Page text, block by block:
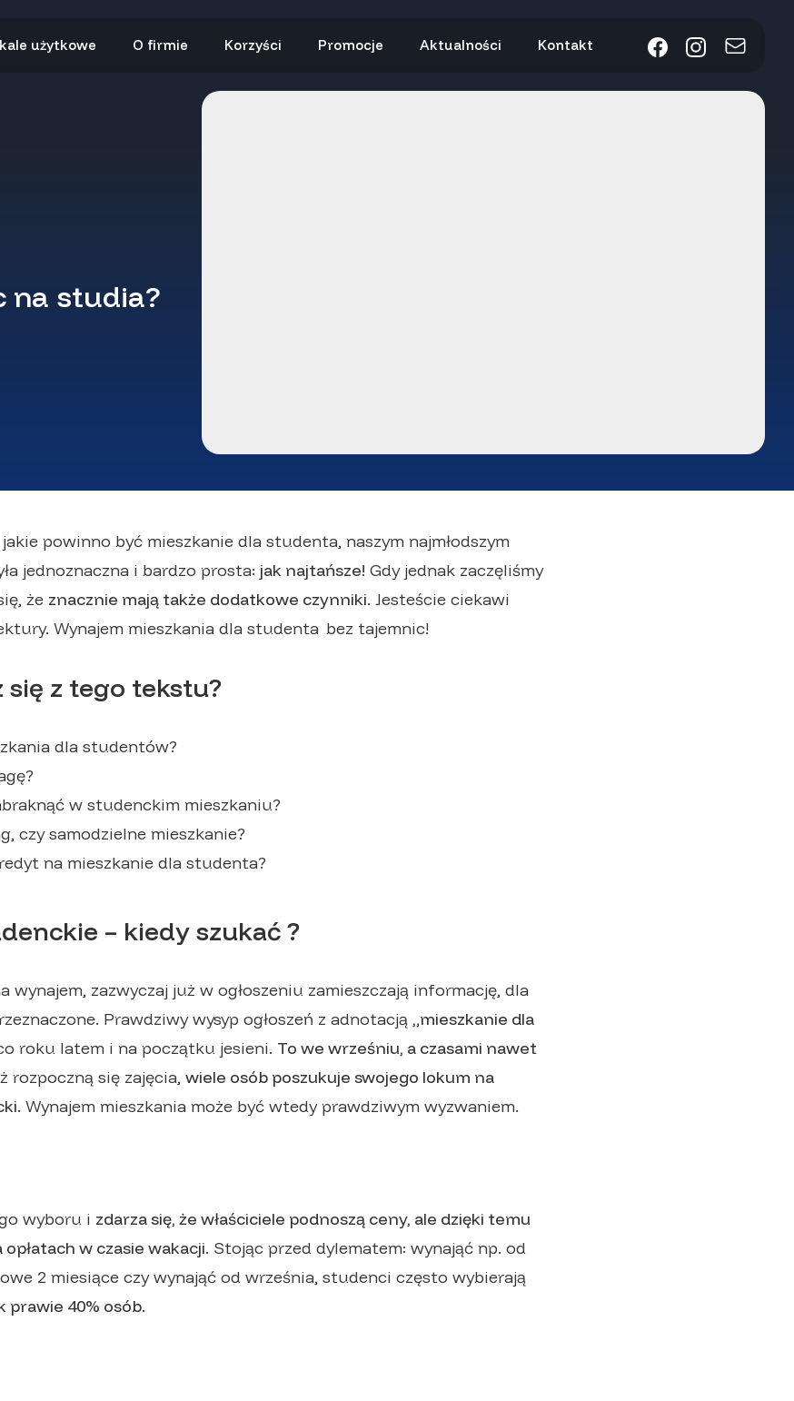
użytkowe O firmie Korzyści Promocje Aktualności Kontakt
na studia?
powinno być mieszkanie dla studenta, naszym najmłodszym
jednoznaczna i bardzo prosta: jak najtańsze! Gdy jednak zaczęliśmy
że znacznie mają także dodatkowe czynniki. Jesteście ciekawi
Wynajem mieszkania dla studenta bez tajemnic!
się z tego tekstu?
dla studentów?
w studenckim mieszkaniu?
czy samodzielne mieszkanie?
na mieszkanie dla studenta?
– kiedy szukać ?
wynajem, zazwyczaj już w ogłoszeniu zamieszczają informację, dla
Prawdziwy wysyp ogłoszeń z adnotacją „mieszkanie dla
roku latem i na początku jesieni. To we wrześniu, a czasami nawet
rozpoczną się zajęcia, wiele osób poszukuje swojego lokum na
. Wynajem mieszkania może być wtedy prawdziwym wyzwaniem.
wyboru i zdarza się, że właściciele podnoszą ceny, ale dzięki temu
w czasie wakacji. Stojąc przed dylematem: wynająć np. od
2 miesiące czy wynająć od września, studenci często wybierają
prawie 40% osób.